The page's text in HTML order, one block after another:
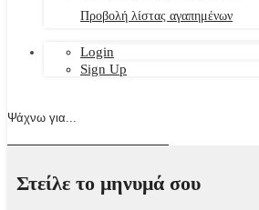
Προβολή λίστας αγαπημένων
Login
Sign Up
Στείλε το μηνυμά σου